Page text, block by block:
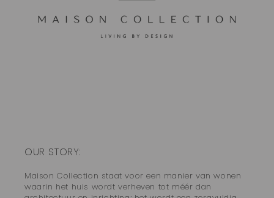
OUR STORY:
Maison Collection staat voor een manier van wonen
waarin het huis wordt verheven tot méér dan